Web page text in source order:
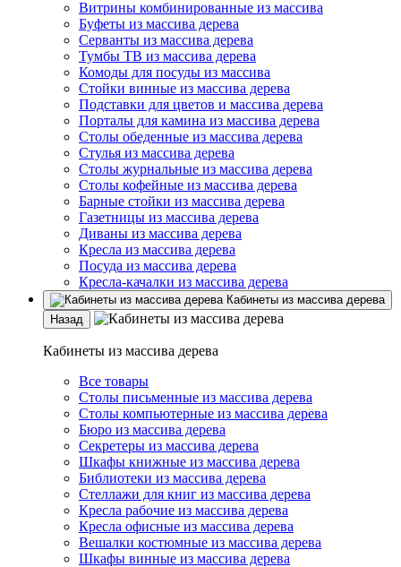
Витрины комбинированные из массива
Буфеты из массива дерева
Серванты из массива дерева
Тумбы ТВ из массива дерева
Комоды для посуды из массива
Стойки винные из массива дерева
Подставки для цветов и массива дерева
Порталы для камина из массива дерева
Столы обеденные из массива дерева
Стулья из массива дерева
Столы журнальные из массива дерева
Столы кофейные из массива дерева
Барные стойки из массива дерева
Газетницы из массива дерева
Диваны из массива дерева
Кресла из массива дерева
Посуда из массива дерева
Кресла-качалки из массива дерева
Кабинеты из массива дерева
Назад
Кабинеты из массива дерева
Все товары
Столы письменные из массива дерева
Столы компьютерные из массива дерева
Бюро из массива дерева
Секретеры из массива дерева
Шкафы книжные из массива дерева
Библиотеки из массива дерева
Стеллажи для книг из массива дерева
Кресла рабочие из массива дерева
Кресла офисные из массива дерева
Вешалки костюмные из массива дерева
Шкафы винные из массива дерева